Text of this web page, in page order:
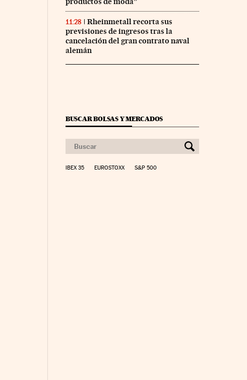
11:28
Rheinmetall recorta sus
previsiones de ingresos tras la
cancelación del gran contrato naval
alemán
BUSCAR BOLSAS Y MERCADOS
IBEX 35 EUROSTOXX S&P 500